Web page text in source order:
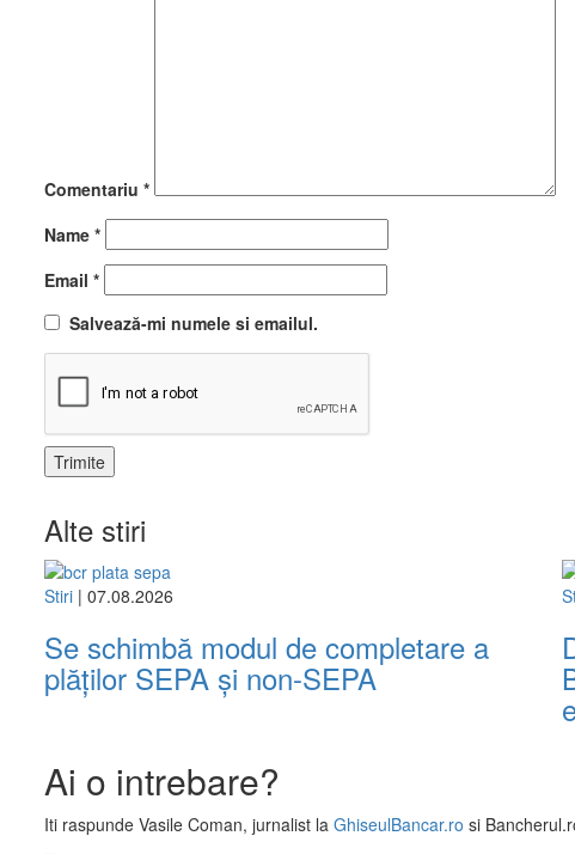
Comentariu *
Name *
Email *
Salvează-mi numele si emailul.
Alte stiri
Stiri | 07.08.2026
Se schimbă modul de completare a
plăților SEPA și non-SEPA
Ai o intrebare?
Iti raspunde Vasile Coman, jurnalist la GhiseulBancar.ro si